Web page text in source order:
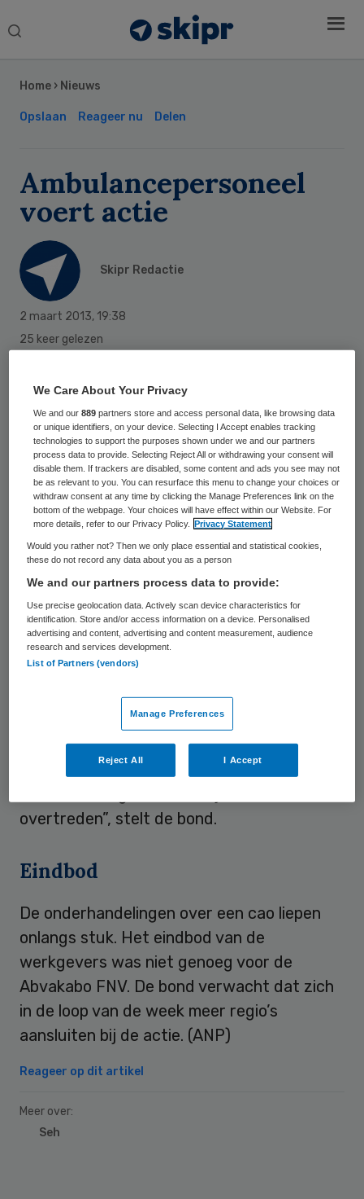
Search
Home › Nieuws
Opslaan Reageer nu Delen
Ambulancepersoneel
voert actie
Skipr Redactie
2 maart 2013, 19:38
25 keer gelezen
Ambulancemedewerkers in Amsterdam,
Rotterdam, Utrecht en Flevoland komen
vanaf maandag in actie voor een goede cao.
Ze zullen zich in het geplande
ziekenvervoer strikt houden aan de
protocollen en richtlijnen, en dat betekent
dat ze meer de tijd nemen voor hun werk.
De acute hulpverlening gaat gewoon door,
meldt Abvakabo FNV zaterdag.
De ambulancemensen gaan meer tijd nemen
om patiënten voor te lichten en hun spullen
te reinigen en ze gaan zich beter houden
aan de maximumsnelheid. “Dit is zoals het
hoort te zijn, maar de druk vanuit de
werkgever is op veel locaties zo hoog dat
ambulancemedewerkers gedwongen
overtreden”, stelt de bond.
Eindbod
De onderhandelingen over een cao liepen
onlangs stuk. Het eindbod van de
werkgevers was niet genoeg voor de
Abvakabo FNV. De bond verwacht dat zich
in de loop van de week meer regio’s
aansluiten bij de actie. (ANP)
Reageer op dit artikel
Meer over:
Seh
Sidebar
We Care About Your Privacy
We and our889 partners store and access personal data, like browsing data
or unique identifiers, on your device. Selecting I Accept enables tracking
technologies to support the purposes shown under we and our partners
process data to provide. Selecting Reject All or withdrawing your consent will
disable them. If trackers are disabled, some content and ads you see may not
be as relevant to you. You can resurface this menu to change your choices or
withdraw consent at any time by clicking the Manage Preferences link on the
bottom of the webpage. Your choices will have effect within our Website. For
more details, refer to our Privacy Policy.
Privacy Statement
Would you rather not? Then we only place essential and statistical cookies,
these do not record any data about you as a person
We and our partners process data to provide:
Use precise geolocation data. Actively scan device characteristics for
identification. Store and/or access information on a device. Personalised
advertising and content, advertising and content measurement, audience
research and services development.
List of Partners (vendors)
Manage Preferences
Reject All I Accept